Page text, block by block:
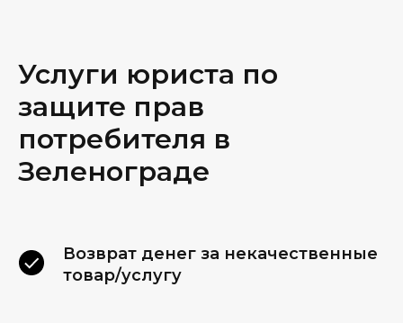
Услуги юриста по
защите прав
потребителя в
Зеленограде
Возврат денег за некачественные
товар/услугу